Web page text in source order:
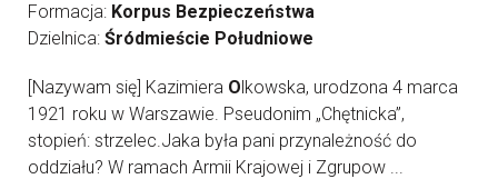
Formacja: Korpus Bezpieczeństwa
Dzielnica: Śródmieście Południowe
[Nazywam się] Kazimiera Olkowska, urodzona 4 marca
1921 roku w Warszawie. Pseudonim „Chętnicka”,
stopień: strzelec.Jaka była pani przynależność do
oddziału? W ramach Armii Krajowej i Zgrupow ...